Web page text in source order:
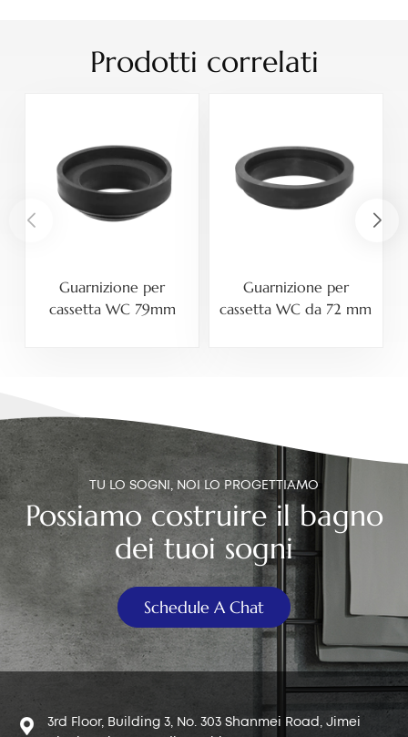
Prodotti correlati
Guarnizione per
cassetta WC 79mm
Guarnizione per
cassetta WC da 72 mm
TU LO SOGNI, NOI LO PROGETTIAMO
Possiamo costruire il bagno
dei tuoi sogni
Schedule A Chat
3rd Floor, Building 3, No. 303 Shanmei Road, Jimei